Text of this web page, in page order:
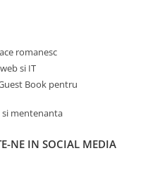
romanesc
si IT
Book pentru
si mentenanta
NE IN SOCIAL MEDIA